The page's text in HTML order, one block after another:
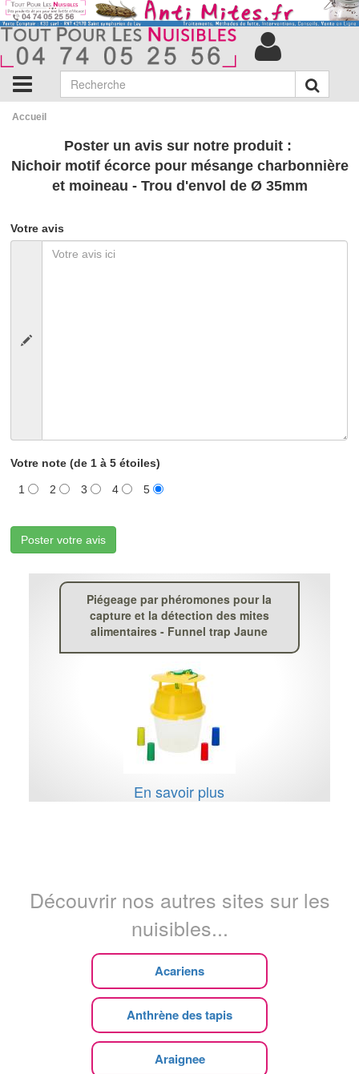
Accueil
Poster un avis sur notre produit :
Nichoir motif écorce pour mésange charbonnière
et moineau - Trou d'envol de Ø 35mm
Votre avis
Votre note (de 1 à 5 étoiles)
1 2 3 4 5
Poster votre avis
Piégeage par phéromones pour la
capture et la détection des mites
alimentaires - Funnel trap Jaune
En savoir plus
Découvrir nos autres sites sur les
nuisibles...
Acariens
Anthrène des tapis
Araignee